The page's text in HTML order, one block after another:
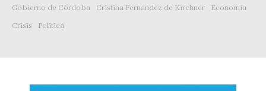
Gobierno de Córdoba
Cristina Fernandez de Kirchner
Economía
Crisis
Politica